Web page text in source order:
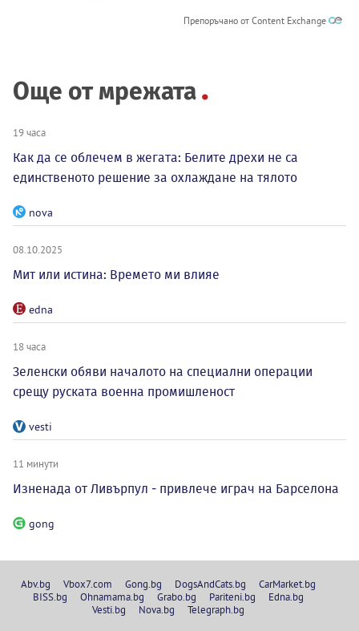
Препоръчано от Content Exchange
Още от мрежата
19 часа
Как да се облечем в жегата: Белите дрехи не са
единственото решение за охлаждане на тялото
nova
08.10.2025
Мит или истина: Времето ми влияе
edna
18 часа
Зеленски обяви началото на специални операции
срещу руската военна промишленост
vesti
11 минути
Изненада от Ливърпул - привлече играч на Барселона
gong
Abv.bg Vbox7.com Gong.bg DogsAndCats.bg
CarMarket.bg
BISS.bg
Ohnamama.bg Grabo.bg Pariteni.bg
Edna.bg
Vesti.bg
Nova.bg Telegraph.bg